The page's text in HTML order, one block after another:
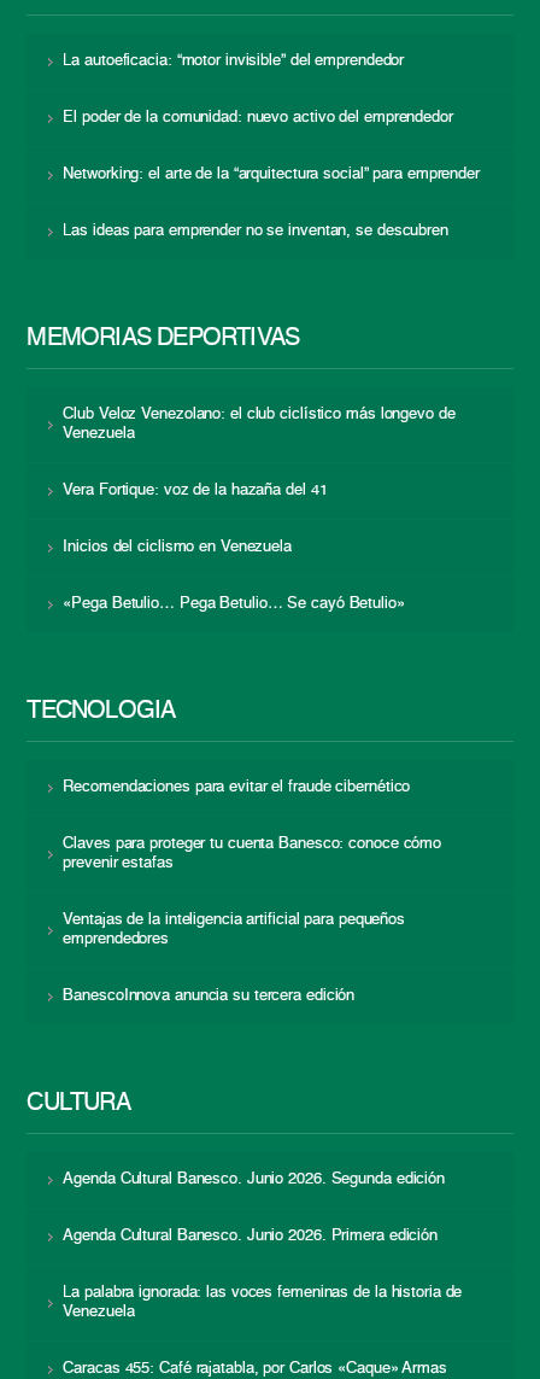
La autoeficacia: “motor invisible” del emprendedor
El poder de la comunidad: nuevo activo del emprendedor
Networking: el arte de la “arquitectura social” para emprender
Las ideas para emprender no se inventan, se descubren
MEMORIAS DEPORTIVAS
Club Veloz Venezolano: el club ciclístico más longevo de
Venezuela
Vera Fortique: voz de la hazaña del 41
Inicios del ciclismo en Venezuela
«Pega Betulio… Pega Betulio… Se cayó Betulio»
TECNOLOGÍA
Recomendaciones para evitar el fraude cibernético
Claves para proteger tu cuenta Banesco: conoce cómo
prevenir estafas
Ventajas de la inteligencia artificial para pequeños
emprendedores
BanescoInnova anuncia su tercera edición
CULTURA
Agenda Cultural Banesco. Junio 2026. Segunda edición
Agenda Cultural Banesco. Junio 2026. Primera edición
La palabra ignorada: las voces femeninas de la historia de
Venezuela
Caracas 455: Café rajatabla, por Carlos «Caque» Armas